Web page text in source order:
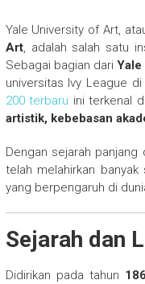
Yale University of Art,
Art, adalah salah satu
Sebagai bagian dari
universitas Ivy League
200 terbaru ini terkenal
artistik, kebebasan
Dengan sejarah
telah melahirkan
yang berpengaruh di
Sejarah dan
Didirikan pada tahun